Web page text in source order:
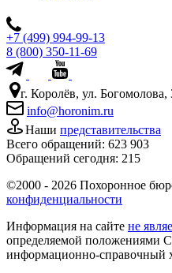
+7 (499) 994-99-13
8 (800) 350-11-69
г. Королёв, ул. Богомолова,
info@horonim.ru
Наши представительства
Всего обращений: 623 903
Обращений сегодня: 215
©2000 - 2026 Похоронное
конфиденциальности
Информация на сайте не
определяемой положениями
информационно-справочный